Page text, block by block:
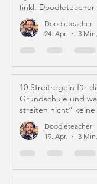
(inkl. Doodleteacher
Labels) Doodleteacher
24. Apr.
3
10 Streitregeln für
Grundschule und
streiten nicht“
Doodleteacher
19. Apr.
3